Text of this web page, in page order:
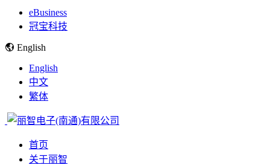
eBusiness
冠宝科技
English
English
中文
繁体
首页
关于丽智